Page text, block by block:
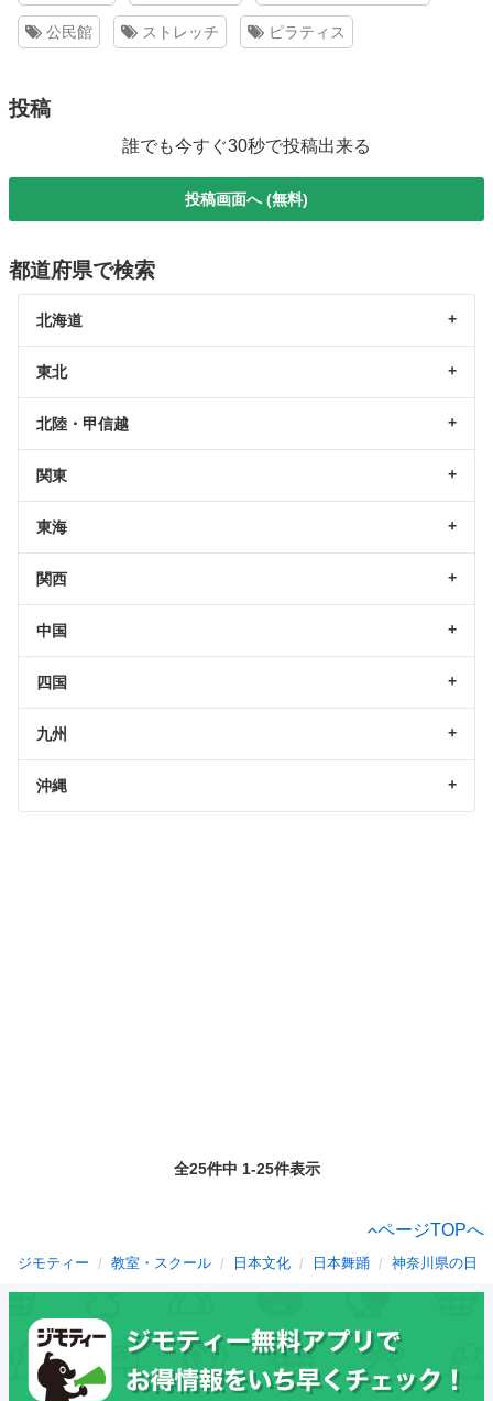
公民館 ストレッチ ピラティス
投稿
誰でも今すぐ30秒で投稿出来る
投稿画面へ (無料)
都道府県で検索
北海道
東北
北陸・甲信越
関東
東海
関西
中国
四国
九州
沖縄
全25件中 1-25件表示
ページTOPへ
ジモティー 教室・スクール 日本文化 日本舞踊 神奈川県の日